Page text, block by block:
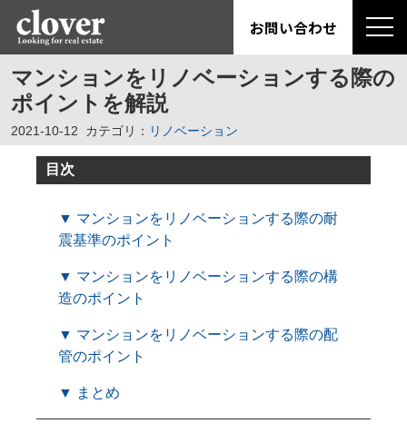
お問い合わせ
マンションをリノベーションする際の
ポイントを解説
2021-10-12 カテゴリ： リノベーション
目次
▼ マンションをリノベーションする際の耐
震基準のポイント
▼ マンションをリノベーションする際の構
造のポイント
▼ マンションをリノベーションする際の配
管のポイント
▼ まとめ